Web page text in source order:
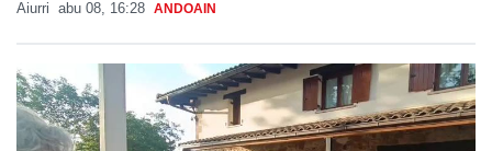
Aiurri abu 08, 16:28 ANDOAIN